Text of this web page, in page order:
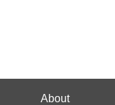
About